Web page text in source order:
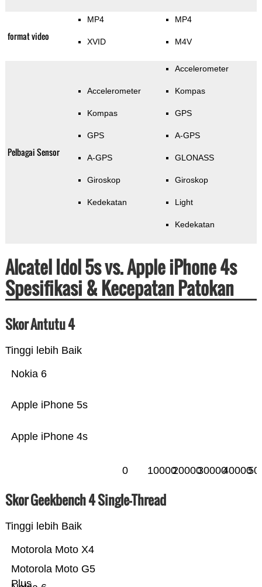
format video
MP4
XVID
MP4
M4V
Pelbagai Sensor
Accelerometer
Kompas
GPS
A-GPS
Giroskop
Kedekatan
Accelerometer
Kompas
GPS
A-GPS
GLONASS
Giroskop
Light
Kedekatan
Alcatel Idol 5s vs. Apple iPhone 4s
Spesifikasi & Kecepatan Patokan
Skor Antutu 4
Tinggi lebih Baik
Apple iPhone 4s
Apple iPhone 5s
Nokia 6
0 10000200003000040000
Skor Geekbench 4 Single-Thread
Tinggi lebih Baik
Motorola Moto G5
Plus
Motorola Moto X4